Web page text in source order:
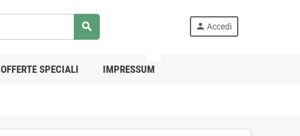
search person Accedi
OFFERTE SPECIALI IMPRESSUM